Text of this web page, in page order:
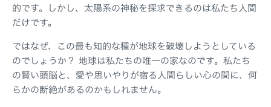
的です。しかし、太陽系の神秘を探求できるのは私たち人間
だけです。
ではなぜ、この最も知的な種が地球を破壊しようとしている
のでしょうか？ 地球は私たちの唯一の家なのです。私たち
の賢い頭脳と、愛や思いやりが宿る人間らしい心の間に、何
らかの断絶があるのかもしれません。